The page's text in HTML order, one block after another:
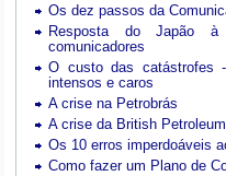
Os dez passos da
Resposta do Japão
comunicadores
O custo das catástrofes -
intensos e caros
A crise na Petrobrás
A crise da British Petroleum
Os 10 erros imperdoáveis
Como fazer um Plano de